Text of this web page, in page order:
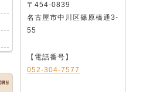
〒454-0839
名古屋市中川区篠原橋通3-
55
【電話番号】
052-304-7577